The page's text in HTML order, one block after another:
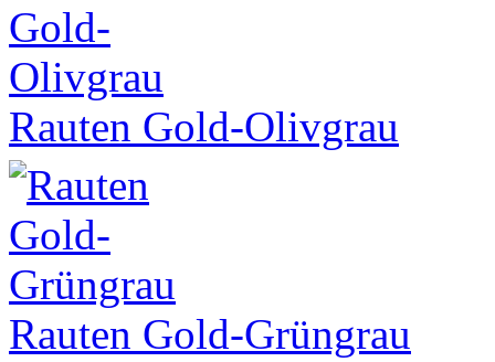
Rauten Gold-Olivgrau
Rauten Gold-Grüngrau